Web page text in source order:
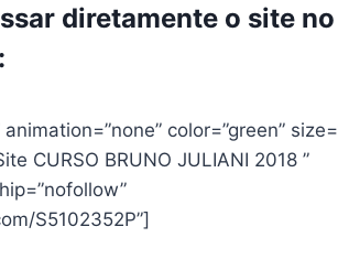
diretamente o site no
color=”green”
CURSO BRUNO JULIANI 2018 ”
S5102352P”]